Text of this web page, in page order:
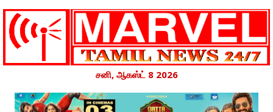
சனி, ஆகஸ்ட் 8 2026